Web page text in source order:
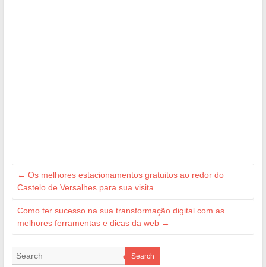
← Os melhores estacionamentos gratuitos ao redor do
Castelo de Versalhes para sua visita
Como ter sucesso na sua transformação digital com as
melhores ferramentas e dicas da web →
Search